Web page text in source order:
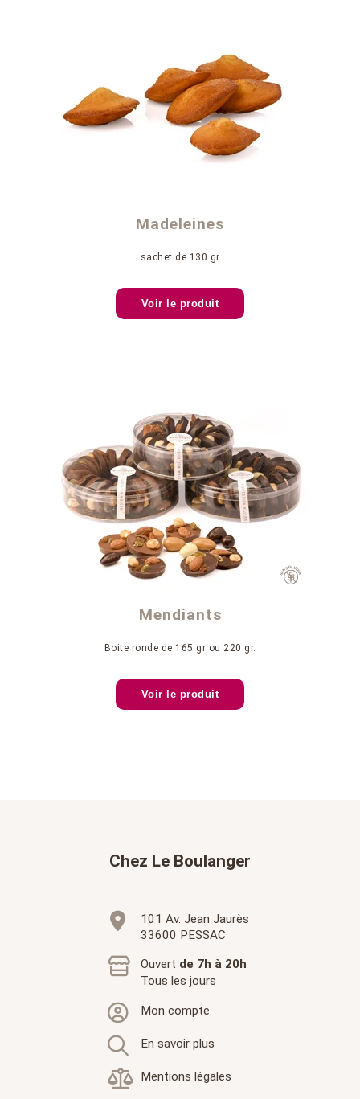
Madeleines
sachet de 130 gr
Voir le produit
Mendiants
Boite ronde de 165 gr ou 220 gr.
Voir le produit
Chez Le Boulanger
101 Av. Jean Jaurès
33600 PESSAC
Ouvert de 7h à 20h
Tous les jours
Mon compte
En savoir plus
Mentions légales